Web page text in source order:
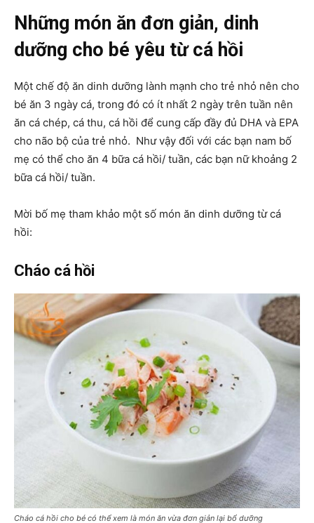
Những món ăn đơn giản, dinh
dưỡng cho bé yêu từ cá hồi
Một chế độ ăn dinh dưỡng lành mạnh cho trẻ nhỏ nên cho
bé ăn 3 ngày cá, trong đó có ít nhất 2 ngày trên tuần nên
ăn cá chép, cá thu, cá hồi để cung cấp đầy đủ DHA và EPA
cho não bộ của trẻ nhỏ. Như vậy đối với các bạn nam bố
mẹ có thể cho ăn 4 bữa cá hồi/ tuần, các bạn nữ khoảng 2
bữa cá hồi/ tuần.
Mời bố mẹ tham khảo một số món ăn dinh dưỡng từ cá
hồi:
Cháo cá hồi
Cháo cá hồi cho bé có thể xem là món ăn vừa đơn giản lại bổ dưỡng